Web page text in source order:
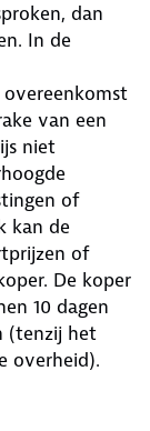
dan
In de
van een
niet
of
kan de
of
De koper
10 dagen
(tenzij het
overheid).